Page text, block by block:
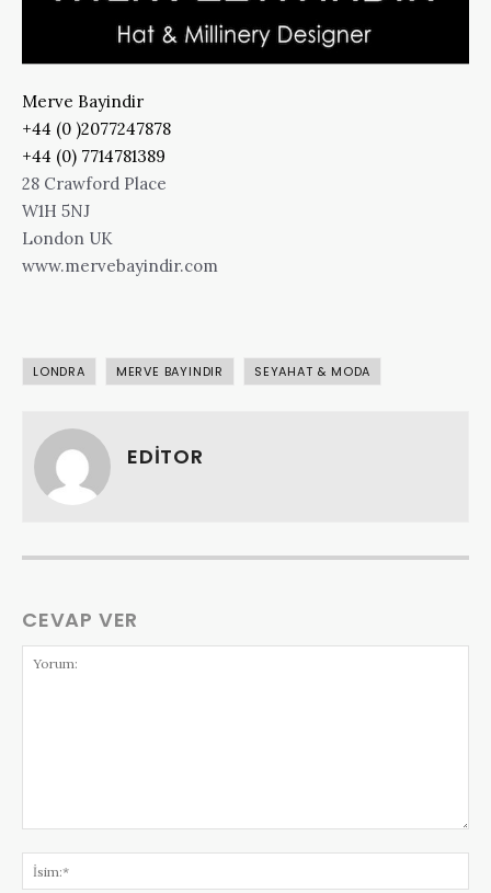
Merve Bayindir
+44 (0 )2077247878
+44 (0) 7714781389
28 Crawford Place
W1H 5NJ
London UK
www.mervebayindir.com
LONDRA MERVE BAYINDIR SEYAHAT & MODA
EDITOR
CEVAP VER